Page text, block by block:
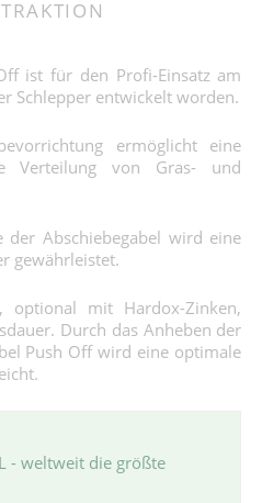
ist für den Profi-Einsatz am
Schlepper entwickelt worden.
ermöglicht eine
Verteilung von Gras- und
der Abschiebegabel wird eine
gewährleistet.
optional mit Hardox-Zinken,
Durch das Anheben der
Push Off wird eine optimale
- weltweit die größte